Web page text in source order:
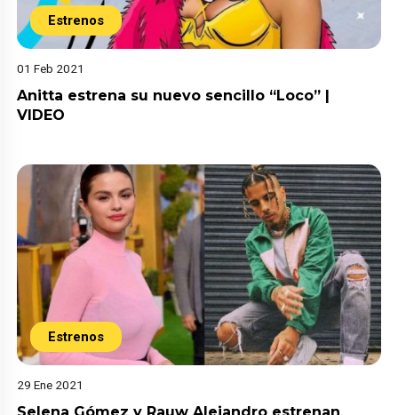
Estrenos
01 Feb 2021
Anitta estrena su nuevo sencillo “Loco” |
VIDEO
Estrenos
29 Ene 2021